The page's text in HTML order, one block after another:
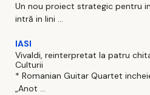
Un nou proiect strategic pentru
intră in lini ...
IASI
Vivaldi, reinterpretat la patru
Culturii
* Romanian Guitar Quartet
„Anot ...